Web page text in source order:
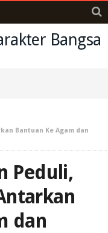
Bantuan Ke Agam dan
Peduli,
dan